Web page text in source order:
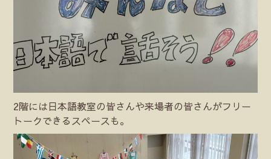
2階には日本語教室の皆さんや来場者の皆さんがフリー
トークできるスペースも。